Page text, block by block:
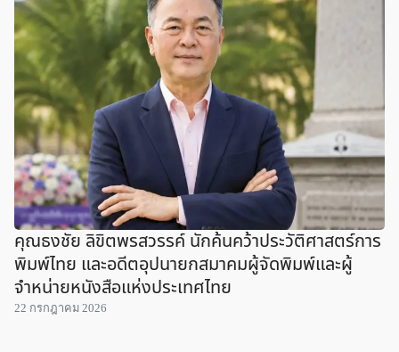
คุณธงชัย ลิขิตพรสวรรค์ นักค้นคว้าประวัติศาสตร์การ
พิมพ์ไทย และอดีตอุปนายกสมาคมผู้จัดพิมพ์และผู้
จำหน่ายหนังสือแห่งประเทศไทย
22 กรกฎาคม 2026